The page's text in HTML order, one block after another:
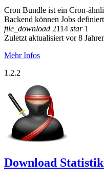
Cron Bundle ist ein Cron-
Backend können Jobs
file_download 2114 star1
Zuletzt aktualisiert vor 8
Mehr Infos
1.2.2
Download